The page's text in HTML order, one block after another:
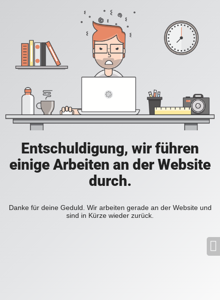
Entschuldigung, wir führen
einige Arbeiten an der Website
durch.
Danke für deine Geduld. Wir arbeiten gerade an der Website und
sind in Kürze wieder zurück.